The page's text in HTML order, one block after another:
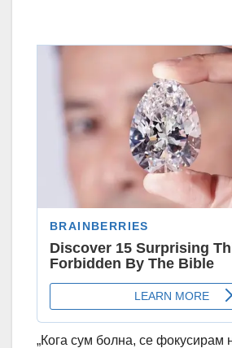
„Кога сум болна, се фокусирам